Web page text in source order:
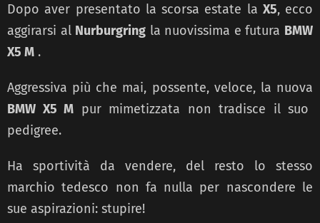
Dopo aver presentato la scorsa estate la X5, ecco
aggirarsi al Nurburgring la nuovissima e futura BMW
X5 M .
Aggressiva più che mai, possente, veloce, la nuova
BMW X5 M pur mimetizzata non tradisce il suo
pedigree.
Ha sportività da vendere, del resto lo stesso
marchio tedesco non fa nulla per nascondere le
sue aspirazioni: stupire!